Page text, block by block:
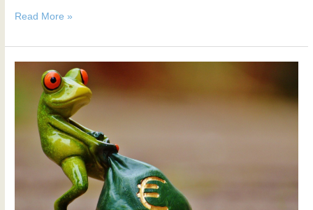
Read More »
Kirchhofmauer
Gollwitz
(Brandenburg/Havel)